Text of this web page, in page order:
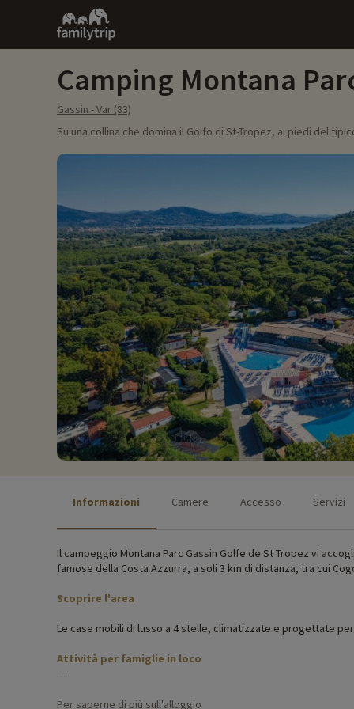
Family
trip
Camping Montana
Gassin - Var (83)
Su una collina che domina il Golfo di St-Tropez, ai piedi del
Informazioni Camere Accesso Servizi
Il campeggio Montana Parc Gassin Golfe de St Tropez vi
famose della Costa Azzurra, a soli 3 km di distanza, tra cui
Scoprire l'area
Le case mobili di lusso a 4 stelle, climatizzate e progettate
Attività per famiglie in loco
Per saperne di più sull'alloggio